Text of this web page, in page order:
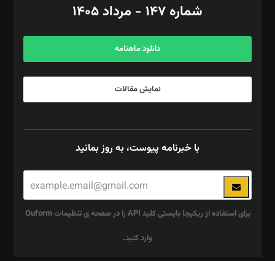
آگهی و مشترکین: ۰۹۱۹۹۹۹۰۴۵۴
شماره ۱۴۷ - مرداد ۱۴۰۵
دانلود ماهنامه
نمایش مقالات
با خبرنامه پیوست، به روز بمانید
برای استفاده از ریکپچا بایستی کلید API را در صفحه ی تنظیمات Quform
وارد کنید.